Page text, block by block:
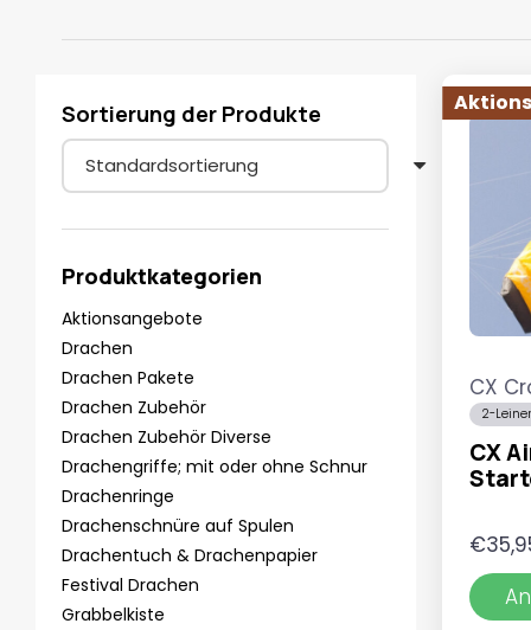
Sortierung der Produkte
Produktkategorien
Aktionsangebote
Drachen
Drachen Pakete
Drachen Zubehör
Drachen Zubehör Diverse
Drachengriffe; mit oder ohne Schnur
Drachenringe
Drachenschnüre auf Spulen
Drachentuch & Drachenpapier
Festival Drachen
Grabbelkiste
CX
2-
CX
€